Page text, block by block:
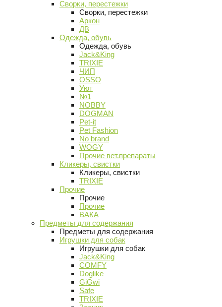
Сворки, перестежки
Сворки, перестежки
Аркон
ДВ
Одежда, обувь
Одежда, обувь
Jack&King
TRIXIE
ЧИП
OSSO
Уют
№1
NOBBY
DOGMAN
Pet-it
Pet Fashion
No brand
WOGY
Прочие вет.препараты
Кликеры, свистки
Кликеры, свистки
TRIXIE
Прочие
Прочие
Прочие
ВАКА
Предметы для содержания
Предметы для содержания
Игрушки для собак
Игрушки для собак
Jack&King
COMFY
Doglike
GiGwi
Safe
TRIXIE